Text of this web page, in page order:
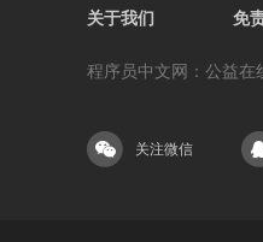
关于我们 免
程序员中文网：公益在
关注微信